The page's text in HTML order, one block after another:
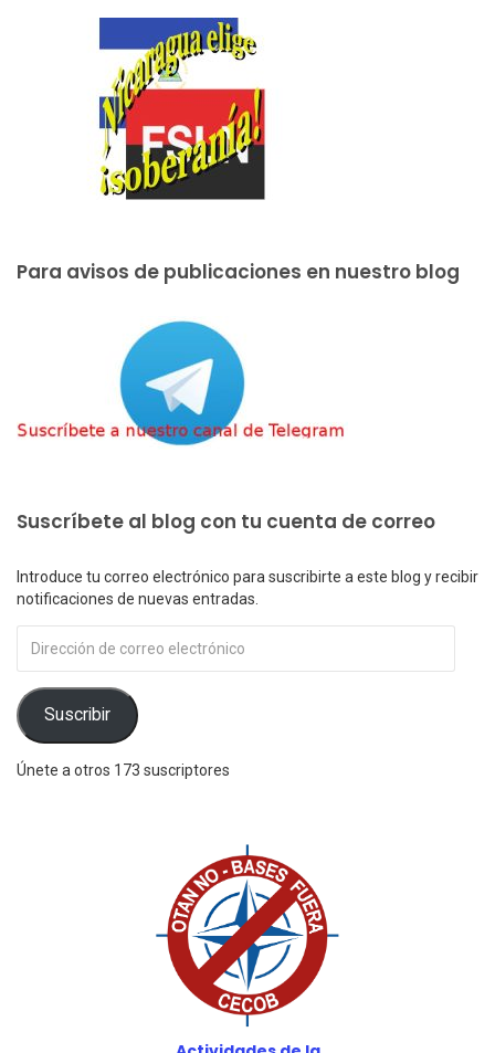
Para avisos de publicaciones en nuestro blog
Suscríbete al blog con tu cuenta de correo
Introduce tu correo electrónico para suscribirte a este blog y recibir
notificaciones de nuevas entradas.
de
correo
electrónico
Suscribir
Únete a otros 173 suscriptores